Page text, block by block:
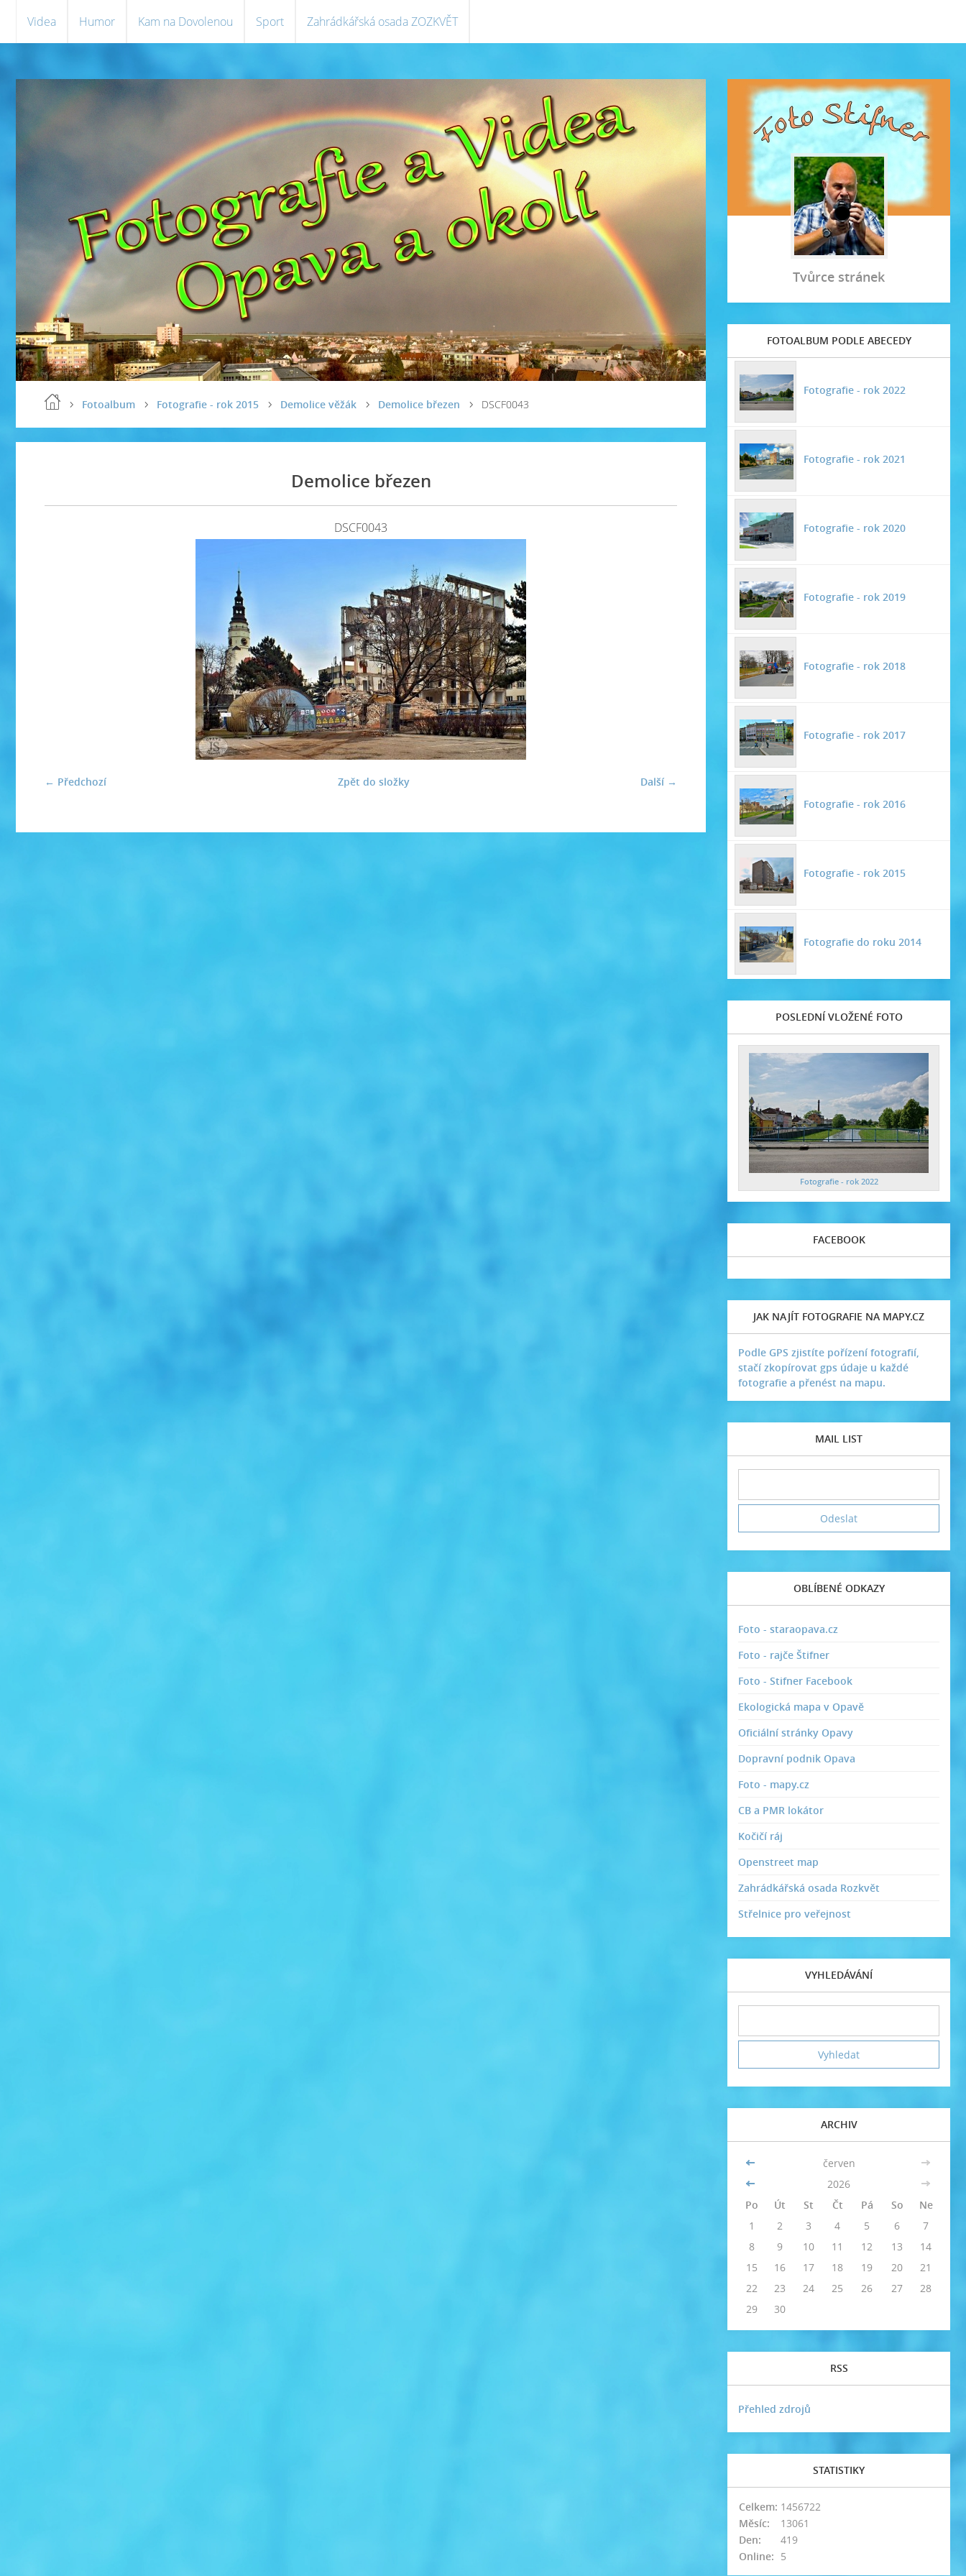
Videa Humor Kam na Dovolenou Sport Zahrádkářská osada ZOZKVĚT
Fotoalbum Fotografie - rok 2015 Demolice věžák Demolice březen DSCF0043
Demolice březen
DSCF0043
← Předchozí Další →
Zpět do složky
Tvůrce stránek
FOTOALBUM PODLE ABECEDY
Fotografie - rok 2022
Fotografie - rok 2021
Fotografie - rok 2020
Fotografie - rok 2019
Fotografie - rok 2018
Fotografie - rok 2017
Fotografie - rok 2016
Fotografie - rok 2015
Fotografie do roku 2014
POSLEDNÍ VLOŽENÉ FOTO
Fotografie - rok 2022
FACEBOOK
JAK NAJÍT FOTOGRAFIE NA MAPY.CZ
Podle GPS zjistíte pořízení fotografií,
stačí zkopírovat gps údaje u každé
fotografie a přenést na mapu.
MAIL LIST
OBLÍBENÉ ODKAZY
Foto - staraopava.cz
Foto - rajče Štifner
Foto - Stifner Facebook
Ekologická mapa v Opavě
Oficiální stránky Opavy
Dopravní podnik Opava
Foto - mapy.cz
CB a PMR lokátor
Kočičí ráj
Openstreet map
Zahrádkářská osada Rozkvět
Střelnice pro veřejnost
VYHLEDÁVÁNÍ
ARCHIV
<< červen
>>
<<
2026
>>
Po
Út St Čt Pá So
Ne
1
2 3 4 5 6
7
8
9 10 11 12 13
14
15
16 17 18 19 20
21
22
23 24 25 26 27
28
29
30
RSS
Přehled zdrojů
STATISTIKY
Online: 5
Celkem: 1456722
Měsíc:
13061
Den:
419